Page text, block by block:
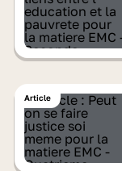
Article